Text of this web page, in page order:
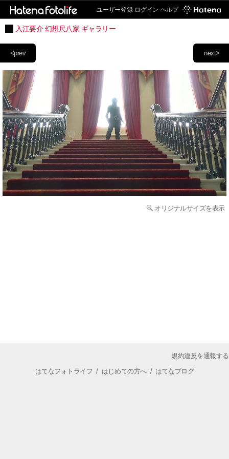
ユーザー登録 ログイン ヘルプ
入江要介 幻想尺八家 ギャラリー
next>
<prev
オリジナルサイズを表示
規約違反を通報する
はてなフォトライフ / はじめての方へ/ はてなブログ